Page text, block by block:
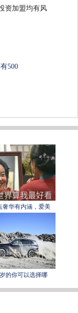
资加盟均有风
500
奢华有内涵，爱美
的你可以选择哪